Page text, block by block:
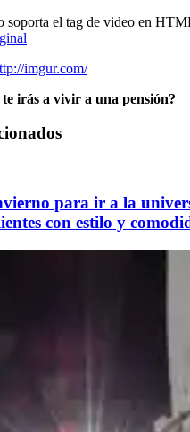
soporta el tag de video en
imgur.com/
irás a vivir a una pensión?
para ir a la
con estilo y